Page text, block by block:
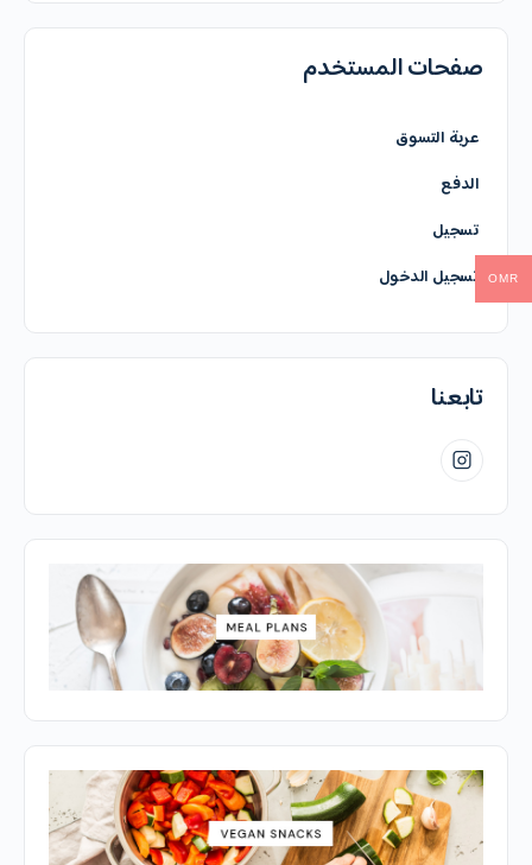
صفحات المستخدم
عربة التسوق
الدفع
تسجيل
تسجيل الدخول
تابعنا
OMR